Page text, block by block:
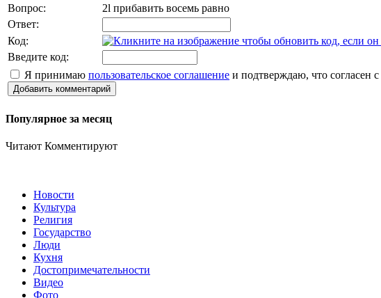
Вопрос:
2l прибавить восемь равно
Ответ:
Код:
Введите код:
Я принимаю пользовательское соглашение и подтверждаю, что согласен с
Добавить комментарий
Популярное за месяц
Читают Комментируют
Новости
Культура
Религия
Государство
Люди
Кухня
Достопримечательности
Видео
Фото